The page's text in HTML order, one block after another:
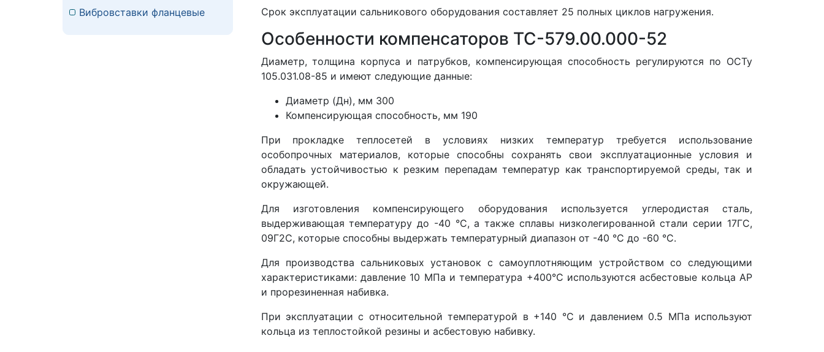
Срок эксплуатации сальникового оборудования составляет 25 полных циклов нагружения.
Особенности компенсаторов ТС-579.00.000-52
Диаметр, толщина корпуса и патрубков, компенсирующая способность регулируются по ОСТу
105.031.08-85 и имеют следующие данные:
Диаметр (Дн), мм 300
Компенсирующая способность, мм 190
При прокладке теплосетей в условиях низких температур требуется использование
особопрочных материалов, которые способны сохранять свои эксплуатационные условия и
обладать устойчивостью к резким перепадам температур как транспортируемой среды, так и
окружающей.
Для изготовления компенсирующего оборудования используется углеродистая сталь,
выдерживающая температуру до -40 °С, а также сплавы низколегированной стали серии 17ГС,
09Г2С, которые способны выдержать температурный диапазон от -40 °С до -60 °С.
Для производства сальниковых установок с самоуплотняющим устройством со следующими
характеристиками: давление 10 МПа и температура +400°С используются асбестовые кольца AP
и прорезиненная набивка.
При эксплуатации с относительной температурой в +140 °С и давлением 0.5 МПа используют
кольца из теплостойкой резины и асбестовую набивку.
Вибровставки фланцевые